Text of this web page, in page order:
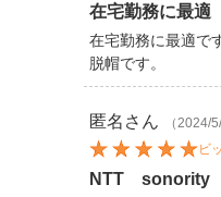
在宅勤務に最適
在宅勤務に最適で
脱帽です。
匿名 さん
（2024/
ビ
NTT sonority